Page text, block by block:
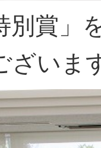
別賞
ざいま